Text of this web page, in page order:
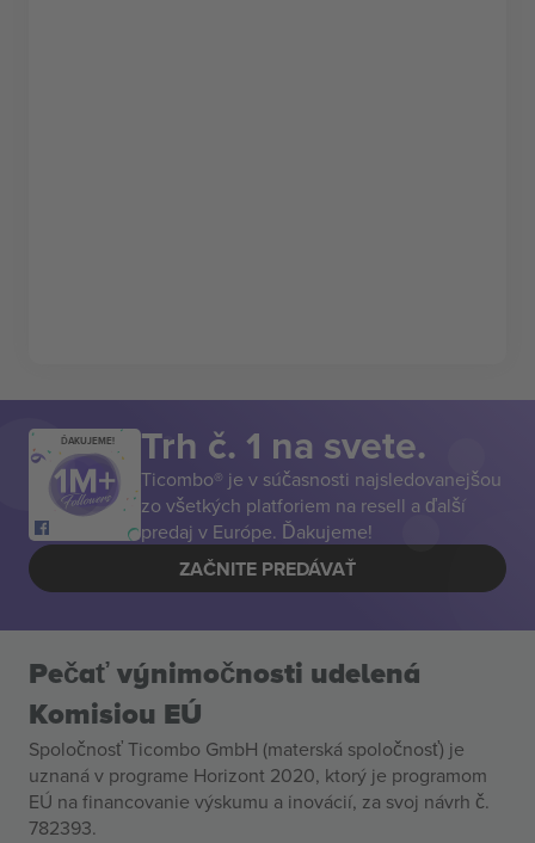
ĎAKUJEME! Trh č. 1 na svete.
Ticombo® je v súčasnosti najsledovanejšou
zo všetkých platforiem na resell a ďalší
predaj v Európe. Ďakujeme!
ZAČNITE PREDÁVAŤ
Pečať výnimočnosti udelená
Komisiou EÚ
Spoločnosť Ticombo GmbH (materská spoločnosť) je
uznaná v programe Horizont 2020, ktorý je programom
EÚ na financovanie výskumu a inovácií, za svoj návrh č.
782393.